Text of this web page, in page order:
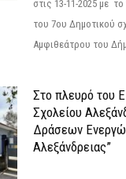
στις 13-11-2025 με
του 7ου Δημοτικού
Αμφιθεάτρου του
Στο πλευρό του
Σχολείου
Δράσεων
Αλεξάνδρειας”